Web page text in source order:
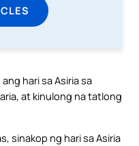
hari sa Asiria sa
at kinulong na tatlong
sinakop ng hari sa Asiria